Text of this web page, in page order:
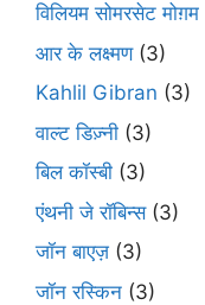
विलियम सोमरसेट मोग़म
आर के लक्ष्मण(3)
Kahlil Gibran (3)
वाल्ट डिज़्नी (3)
बिल कॉस्बी (3)
एंथनी जे रॉबिन्स(3)
जॉन बाएज़ (3)
जॉन रस्किन (3)